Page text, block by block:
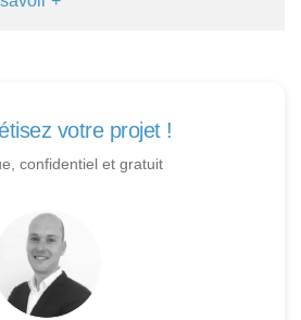
votre projet !
confidentiel et gratuit